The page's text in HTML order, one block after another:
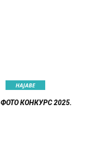
НАЈАВE
ФОТО КОНКУРС 2025.